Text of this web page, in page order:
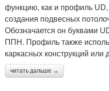
функцию, как и профиль UD,
создания подвесных
Обозначается он буквами
ППН. Профиль также
каркасных конструкций или
читать дальше →